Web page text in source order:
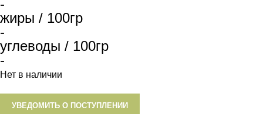
-
жиры / 100гр
-
углеводы / 100гр
-
Нет в наличии
УВЕДОМИТЬ О ПОСТУПЛЕНИИ